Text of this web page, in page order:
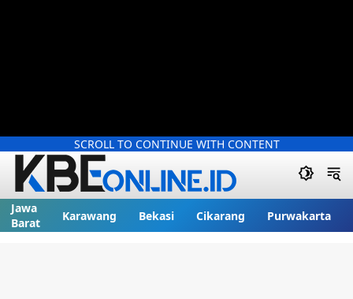
SCROLL TO CONTINUE WITH CONTENT
Jawa
Barat
Karawang Bekasi Cikarang Purwakarta